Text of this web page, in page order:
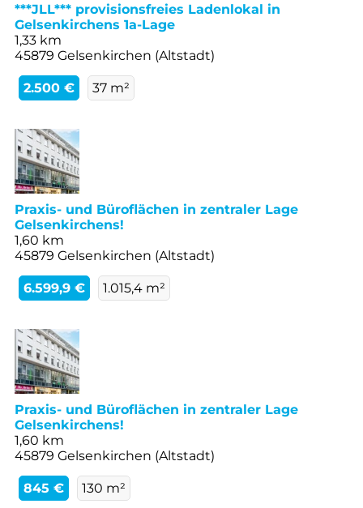
***JLL*** provisionsfreies Ladenlokal in
Gelsenkirchens 1a-Lage
1,33 km
45879 Gelsenkirchen (Altstadt)
2.500 € 37 m²
Praxis- und Büroflächen in zentraler Lage
Gelsenkirchens!
1,60 km
45879 Gelsenkirchen (Altstadt)
6.599,9 € 1.015,4 m²
Praxis- und Büroflächen in zentraler Lage
Gelsenkirchens!
1,60 km
45879 Gelsenkirchen (Altstadt)
845 € 130 m²